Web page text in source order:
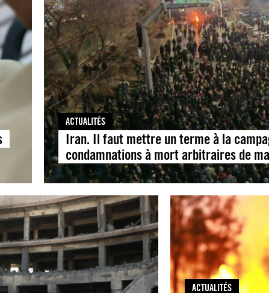
ACTUALITÉS
Iran. Il faut mettre un terme à la
condamnations à mort arbitraires de
ACTUALITÉS